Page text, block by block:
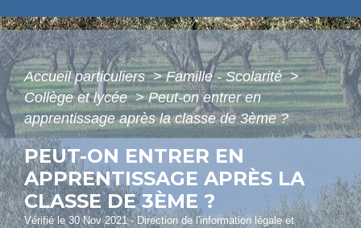
Accueil particuliers> Famille - Scolarité>
Collège et lycée> Peut-on entrer en
apprentissage après la classe de 3ème ?
PEUT-ON ENTRER EN
APPRENTISSAGE APRÈS LA
CLASSE DE 3ÈME ?
Vérifié le 30 Nov 2021 - Direction de l'information légale et